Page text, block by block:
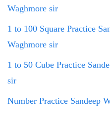
Waghmore sir
1 to 100 Square Practice
Waghmore sir
1 to 50 Cube Practice
sir
Number Practice Sandeep